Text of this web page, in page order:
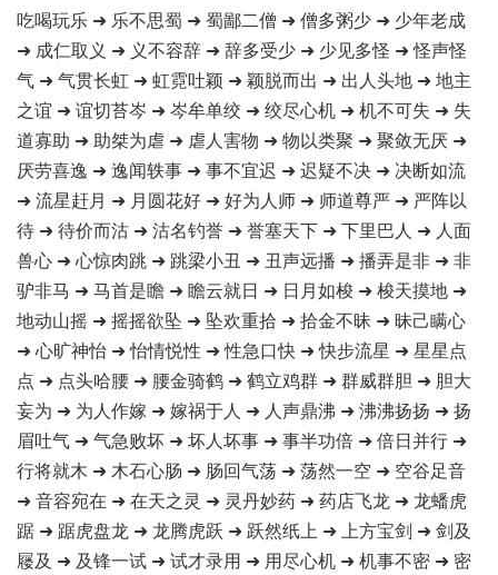
吃喝玩乐 ➜ 乐不思蜀 ➜ 蜀鄙二僧 ➜ 僧多粥少 ➜ 少年老成
➜ 成仁取义 ➜ 义不容辞 ➜ 辞多受少 ➜ 少见多怪 ➜ 怪声怪
气 ➜ 气贯长虹 ➜ 虹霓吐颖 ➜ 颖脱而出 ➜ 出人头地 ➜ 地主
之谊 ➜ 谊切苔岑 ➜ 岑牟单绞 ➜ 绞尽心机 ➜ 机不可失 ➜ 失
道寡助 ➜ 助桀为虐 ➜ 虐人害物 ➜ 物以类聚 ➜ 聚敛无厌 ➜
厌劳喜逸 ➜ 逸闻轶事 ➜ 事不宜迟 ➜ 迟疑不决 ➜ 决断如流
➜ 流星赶月 ➜ 月圆花好 ➜ 好为人师 ➜ 师道尊严 ➜ 严阵以
待 ➜ 待价而沽 ➜ 沽名钓誉 ➜ 誉塞天下 ➜ 下里巴人 ➜ 人面
兽心 ➜ 心惊肉跳 ➜ 跳梁小丑 ➜ 丑声远播 ➜ 播弄是非 ➜ 非
驴非马 ➜ 马首是瞻 ➜ 瞻云就日 ➜ 日月如梭 ➜ 梭天摸地 ➜
地动山摇 ➜ 摇摇欲坠 ➜ 坠欢重拾 ➜ 拾金不昧 ➜ 昧己瞒心
➜ 心旷神怡 ➜ 怡情悦性 ➜ 性急口快 ➜ 快步流星 ➜ 星星点
点 ➜ 点头哈腰 ➜ 腰金骑鹤 ➜ 鹤立鸡群 ➜ 群威群胆 ➜ 胆大
妄为 ➜ 为人作嫁 ➜ 嫁祸于人 ➜ 人声鼎沸 ➜ 沸沸扬扬 ➜ 扬
眉吐气 ➜ 气急败坏 ➜ 坏人坏事 ➜ 事半功倍 ➜ 倍日并行 ➜
行将就木 ➜ 木石心肠 ➜ 肠回气荡 ➜ 荡然一空 ➜ 空谷足音
➜ 音容宛在 ➜ 在天之灵 ➜ 灵丹妙药 ➜ 药店飞龙 ➜ 龙蟠虎
踞 ➜ 踞虎盘龙 ➜ 龙腾虎跃 ➜ 跃然纸上 ➜ 上方宝剑 ➜ 剑及
屦及 ➜ 及锋一试 ➜ 试才录用 ➜ 用尽心机 ➜ 机事不密 ➜ 密